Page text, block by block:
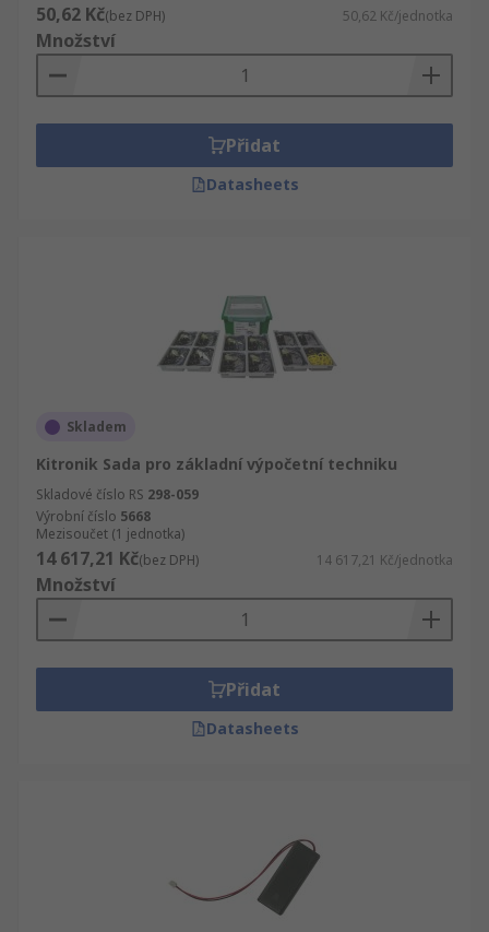
50,62 Kč(bez DPH) 50,62 Kč/jednotka
Množství
Přidat
Datasheets
Skladem
Kitronik Sada pro základní výpočetní techniku
Skladové číslo RS 298-059
Výrobní číslo 5668
Mezisoučet (1 jednotka)
14 617,21 Kč(bez DPH) 14 617,21 Kč/jednotka
Množství
Přidat
Datasheets